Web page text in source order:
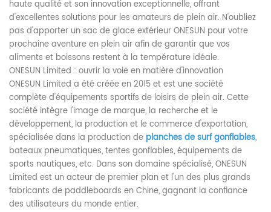
haute qualité et son innovation exceptionnelle, offrant
d'excellentes solutions pour les amateurs de plein air. N'oubliez
pas d'apporter un sac de glace extérieur ONESUN pour votre
prochaine aventure en plein air afin de garantir que vos
aliments et boissons restent à la température idéale.
ONESUN Limited : ouvrir la voie en matière d'innovation
ONESUN Limited a été créée en 2015 et est une société
complète d'équipements sportifs de loisirs de plein air. Cette
société intègre l'image de marque, la recherche et le
développement, la production et le commerce d'exportation,
spécialisée dans la production de planches de surf gonflables,
bateaux pneumatiques, tentes gonflables, équipements de
sports nautiques, etc. Dans son domaine spécialisé, ONESUN
Limited est un acteur de premier plan et l'un des plus grands
fabricants de paddleboards en Chine, gagnant la confiance
des utilisateurs du monde entier.